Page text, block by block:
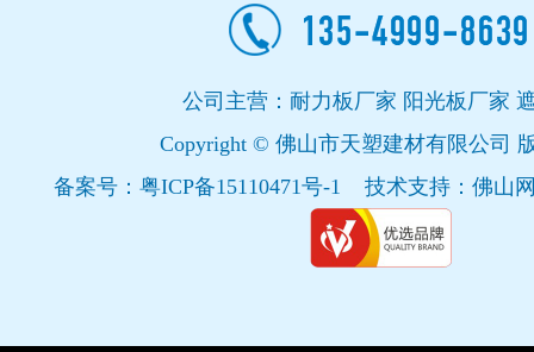
公司主营：耐力板厂家 阳光板厂家
Copyright © 佛山市天塑建材有限公司
备案号：粤ICP备15110471号-1 技术支持：佛山